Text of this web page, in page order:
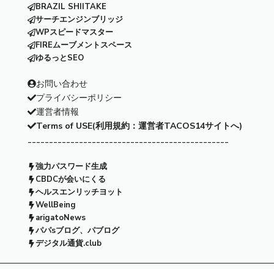
BRAZIL SHIITAKE
サーチエンジンブリッジ
WPスピードマスター
FIREムーブメントスペース
ゆるっとSEO
お問い合わせ
プライバシーポリシー
運営者情報
Terms of USE(利用規約：運営者TACOS14サイトへ)
-----------------------------------------------
強力パスワード生成
CBDCが会いにくる
ヘルスエンリッチヨット
WellBeing
arigatoNews
パパsブログ、パブログ
デジタル通貨.club